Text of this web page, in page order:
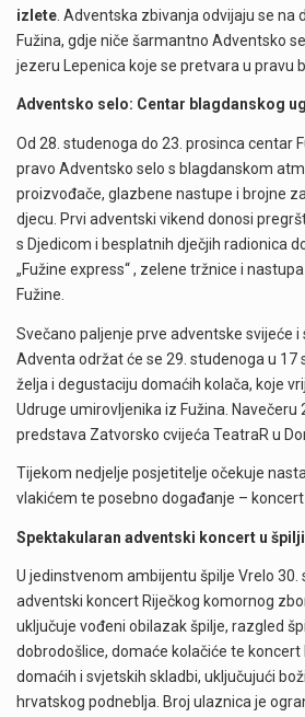
izlete . Adventska zbivanja odvijaju se na
Fužina, gdje niče šarmantno Adventsko
jezeru Lepenica koje se pretvara u pravu
Adventsko selo: Centar blagdanskog
Od 28. studenoga do 23. prosinca centar
pravo Adventsko selo s blagdanskom
proizvođače, glazbene nastupe i brojne
djecu. Prvi adventski vikend donosi
s Djedicom i besplatnih dječjih radionica
„Fužine express“ , zelene tržnice i
Fužine.
Svečano paljenje prve adventske svijeće
Adventa održat će se 29. studenoga u 17
želja i degustaciju domaćih kolača, koje
Udruge umirovljenika iz Fužina. Navečeru
predstava Zatvorsko cvijeća TeatraR u
Tijekom nedjelje posjetitelje očekuje
vlakićem te posebno događanje – koncert
Spektakularan adventski koncert u
U jedinstvenom ambijentu špilje Vrelo 30.
adventski koncert Riječkog komornog
uključuje vođeni obilazak špilje, razgled
dobrodošlice, domaće kolačiće te koncert
domaćih i svjetskih skladbi, uključujući
hrvatskog podneblja. Broj ulaznica je